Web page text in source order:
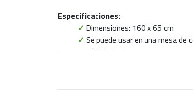
Especificaciones:
✓Dimensiones: 160 x 65 cm
✓Se puede usar en una mesa
✓ Fácil de limpiar